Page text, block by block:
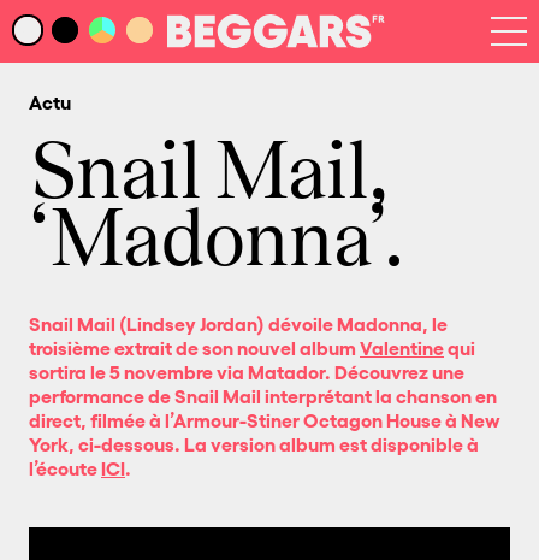
Actu
Snail Mail,
‘Madonna’.
Snail Mail (Lindsey Jordan) dévoile Madonna, le
troisième extrait de son nouvel album Valentinequi
sortira le 5 novembre via Matador. Découvrez une
performance de Snail Mail interprétant la chanson en
direct, filmée à l’Armour-Stiner Octagon House à New
York, ci-dessous. La version album est disponible à
l’écouteICI.